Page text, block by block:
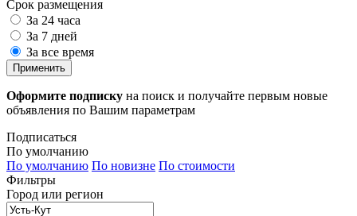
Срок размещения
За 24 часа
За 7 дней
За все время
Применить
Оформите подписку на поиск и получайте первым новые
объявления по Вашим параметрам
Подписаться
По умолчанию
По умолчанию По новизне По стоимости
Фильтры
Город или регион